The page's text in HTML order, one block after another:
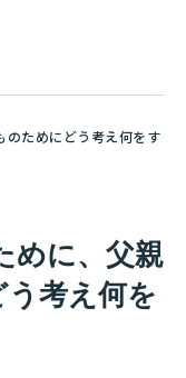
のためにどう考え何をす
めに、父親
考え何を